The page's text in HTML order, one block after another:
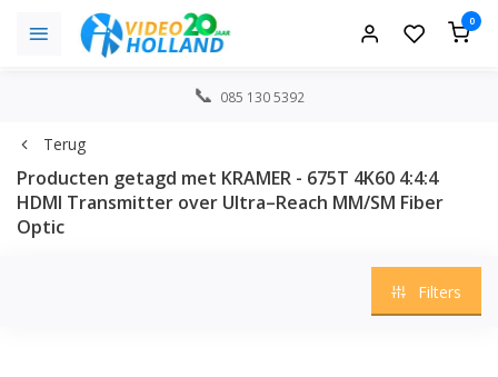
0
085 130 5392
Terug
Producten getagd met KRAMER - 675T 4K60 4:4:4
HDMI Transmitter over Ultra–Reach MM/SM Fiber
Optic
Filters